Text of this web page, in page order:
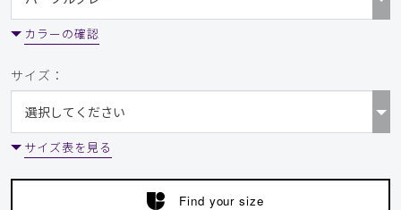
カラーの確認
サイズ：
サイズ表を見る
Find your size